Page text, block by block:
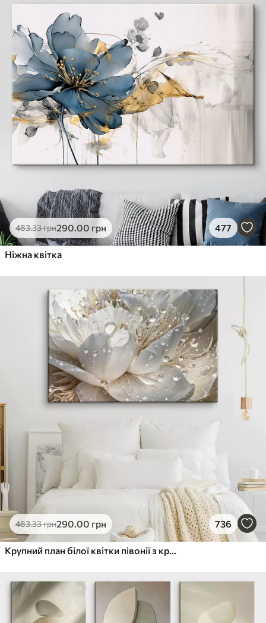
483.33грн290.00 грн 477
Ніжна квітка
483.33грн290.00 грн 736
Крупний план білої квітки півонії з крапельками води на пелюстках на розмитому фоні